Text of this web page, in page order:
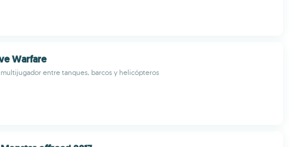
Warfare
multijugador entre tanques, barcos y helicópteros